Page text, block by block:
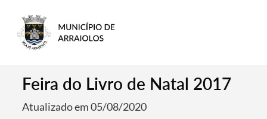
Feira do Livro de Natal 2017
Atualizado em 05/08/2020